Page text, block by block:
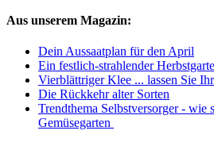
Aus unserem Magazin:
Dein Aussaatplan für den April
Ein festlich-strahlender
Vierblättriger Klee ... lassen Sie
Die Rückkehr alter Sorten
Trendthema Selbstversorger - wie
Gemüsegarten